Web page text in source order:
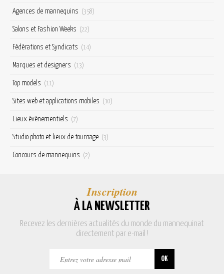
Agences de mannequins (358)
Salons et Fashion Weeks (22)
Fédérations et Syndicats (14)
Marques et designers (13)
Top models (11)
Sites web et applications mobiles (10)
Lieux événementiels (7)
Studio photo et lieux de tournage (3)
Concours de mannequins (2)
Inscription
À LA NEWSLETTER
Recevez les dernières actualités du monde du mannequinat
directement par e-mail !